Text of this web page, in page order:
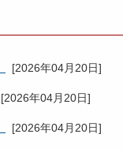
[2026年04月20日]
[2026年04月20日]
[2026年04月20日]